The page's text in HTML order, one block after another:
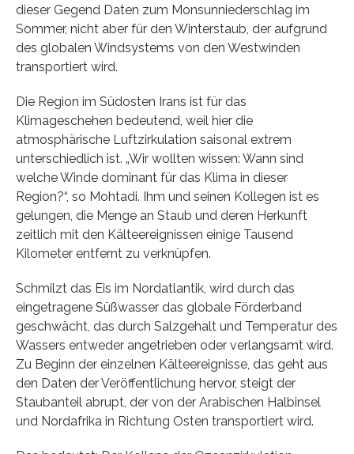
dieser Gegend Daten zum Monsunniederschlag im
Sommer, nicht aber für den Winterstaub, der aufgrund
des globalen Windsystems von den Westwinden
transportiert wird.
Die Region im Südosten Irans ist für das
Klimageschehen bedeutend, weil hier die
atmosphärische Luftzirkulation saisonal extrem
unterschiedlich ist. „Wir wollten wissen: Wann sind
welche Winde dominant für das Klima in dieser
Region?“, so Mohtadi. Ihm und seinen Kollegen ist es
gelungen, die Menge an Staub und deren Herkunft
zeitlich mit den Kälteereignissen einige Tausend
Kilometer entfernt zu verknüpfen.
Schmilzt das Eis im Nordatlantik, wird durch das
eingetragene Süßwasser das globale Förderband
geschwächt, das durch Salzgehalt und Temperatur des
Wassers entweder angetrieben oder verlangsamt wird.
Zu Beginn der einzelnen Kälteereignisse, das geht aus
den Daten der Veröffentlichung hervor, steigt der
Staubanteil abrupt, der von der Arabischen Halbinsel
und Nordafrika in Richtung Osten transportiert wird.